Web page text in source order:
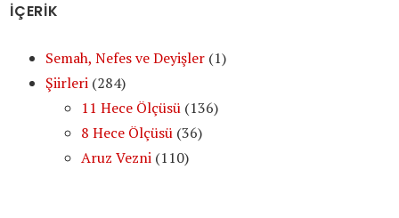
İÇERİK
Semah, Nefes ve Deyişler (1)
Şiirleri (284)
11 Hece Ölçüsü (136)
8 Hece Ölçüsü (36)
Aruz Vezni (110)